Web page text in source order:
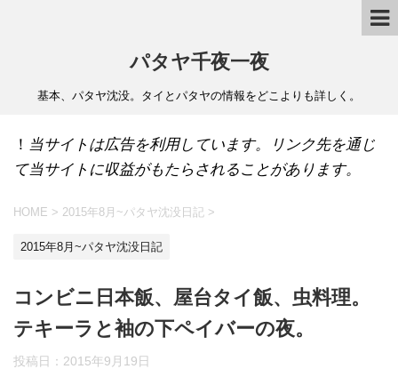
パタヤ千夜一夜
基本、パタヤ沈没。タイとパタヤの情報をどこよりも詳しく。
！ 当サイトは広告を利用しています。リンク先を通じ
て当サイトに収益がもたらされることがあります。
HOME > 2015年8月~パタヤ沈没日記 >
2015年8月~パタヤ沈没日記
コンビニ日本飯、屋台タイ飯、虫料理。
テキーラと袖の下ペイバーの夜。
投稿日： 2015年9月19日